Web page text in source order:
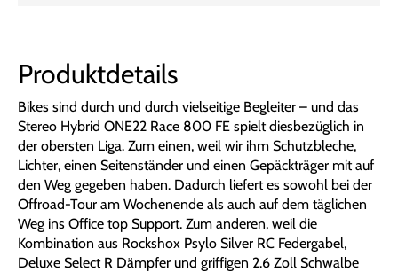
Produktdetails
Bikes sind durch und durch vielseitige Begleiter – und das
Stereo Hybrid ONE22 Race 800 FE spielt diesbezüglich in
der obersten Liga. Zum einen, weil wir ihm Schutzbleche,
Lichter, einen Seitenständer und einen Gepäckträger mit auf
den Weg gegeben haben. Dadurch liefert es sowohl bei der
Offroad-Tour am Wochenende als auch auf dem täglichen
Weg ins Office top Support. Zum anderen, weil die
Kombination aus Rockshox Psylo Silver RC Federgabel,
Deluxe Select R Dämpfer und griffigen 2.6 Zoll Schwalbe